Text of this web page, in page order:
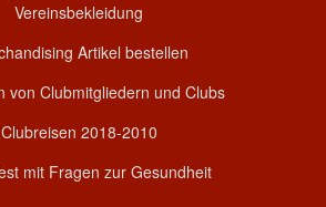
Vereinsbekleidung
Artikel bestellen
von Clubmitgliedern und Clubs
Clubreisen 2018-2010
mit Fragen zur Gesundheit